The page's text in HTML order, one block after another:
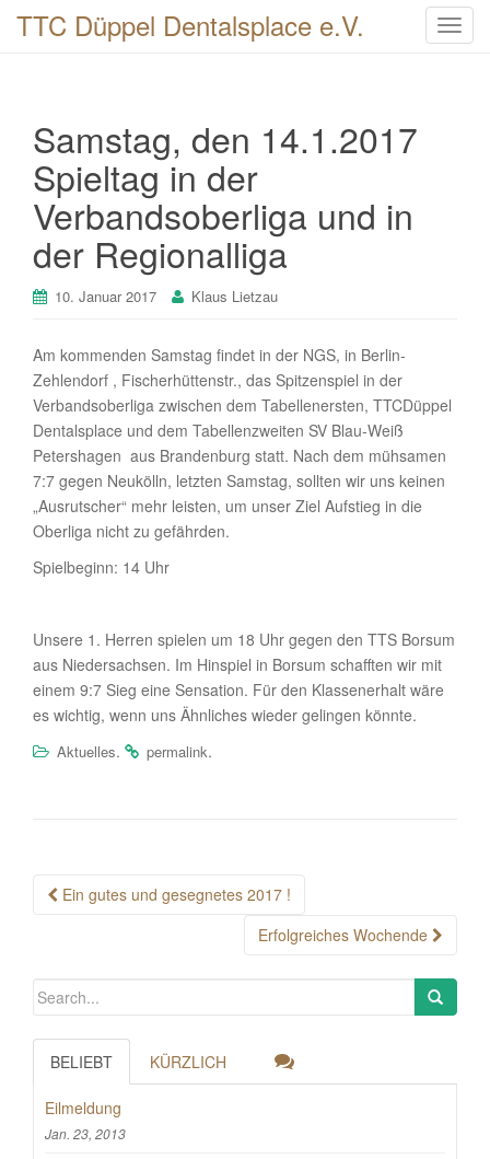
T
n
TTC Düppel Dentalsplace e.V.
Samstag, den 14.1.2017
Spieltag in der
Verbandsoberliga und in
der Regionalliga
10. Januar 2017 Klaus Lietzau
Am kommenden Samstag findet in der NGS, in Berlin-
Zehlendorf , Fischerhüttenstr., das Spitzenspiel in der
Verbandsoberliga zwischen dem Tabellenersten, TTCDüppel
Dentalsplace und dem Tabellenzweiten SV Blau-Weiß
Petershagen aus Brandenburg statt. Nach dem mühsamen
7:7 gegen Neukölln, letzten Samstag, sollten wir uns keinen
„Ausrutscher“ mehr leisten, um unser Ziel Aufstieg in die
Oberliga nicht zu gefährden.
Spielbeginn: 14 Uhr
Unsere 1. Herren spielen um 18 Uhr gegen den TTS Borsum
aus Niedersachsen. Im Hinspiel in Borsum schafften wir mit
einem 9:7 Sieg eine Sensation. Für den Klassenerhalt wäre
es wichtig, wenn uns Ähnliches wieder gelingen könnte.
Aktuelles. permalink.
Post
Ein gutes und gesegnetes 2017 !
Erfolgreiches Wochende
BELIEBT KÜRZLICH
Eilmeldung
Jan. 23, 2013